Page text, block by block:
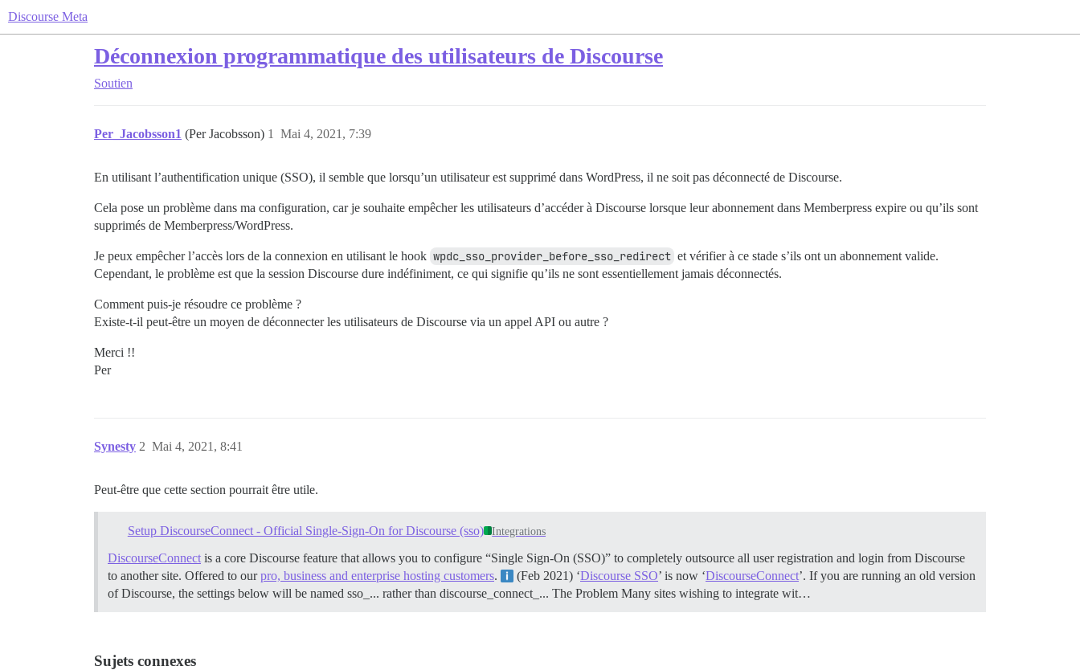
Discourse Meta
Déconnexion programmatique des utilisateurs de Discourse
Soutien
Per_Jacobsson1 (Per Jacobsson) Mai 4, 2021, 7:39
1
En utilisant l’authentification unique (SSO), il semble que lorsqu’un utilisateur est supprimé dans WordPress, il ne soit pas déconnecté de Discourse.
Cela pose un problème dans ma configuration, car je souhaite empêcher les utilisateurs d’accéder à Discourse lorsque leur abonnement dans Memberpress expire ou qu’ils sont
supprimés de Memberpress/WordPress.
Je peux empêcher l’accès lors de la connexion en utilisant le hook wpdc_sso_provider_before_sso_redirect et vérifier à ce stade s’ils ont un abonnement valide.
Cependant, le problème est que la session Discourse dure indéfiniment, ce qui signifie qu’ils ne sont essentiellement jamais déconnectés.
Comment puis-je résoudre ce problème ?
Existe-t-il peut-être un moyen de déconnecter les utilisateurs de Discourse via un appel API ou autre ?
Merci !!
Per
Synesty Mai 4, 2021, 8:41
2
Peut-être que cette section pourrait être utile.
Setup DiscourseConnect - Official Single-Sign-On for Discourse (sso) Integrations
DiscourseConnect is a core Discourse feature that allows you to configure “Single Sign-On (SSO)” to completely outsource all user registration and login from Discourse
to another site. Offered to ourpro, business and enterprise hosting customers. (Feb 2021) ‘Discourse SSO’ is now ‘DiscourseConnect’. If you are running an old version
of Discourse, the settings below will be named sso_... rather than discourse_connect_... The Problem Many sites wishing to integrate wit…
Sujets connexes